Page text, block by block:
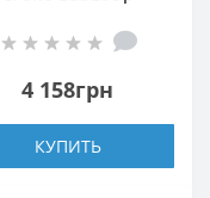
32816000)
4 158грн
КУПИТЬ